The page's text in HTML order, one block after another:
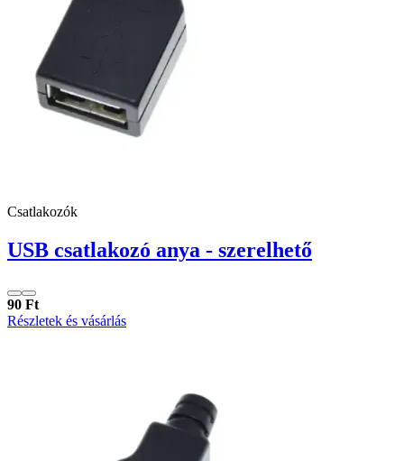
Csatlakozók
USB csatlakozó anya - szerelhető
90 Ft
Részletek és vásárlás